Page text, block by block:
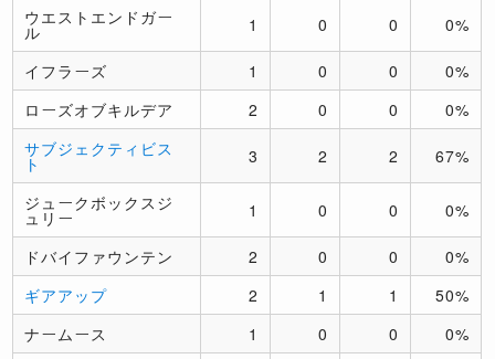
ウエストエンドガー
ル 1 0 0 0%
イフラーズ 1 0 0
0%
ローズオブキルデア
2 0 0
0%
サブジェクティビス
ト 3 2 2 67%
ジュークボックスジ
ュリー 1 0 0 0%
ドバイファウンテン 2 0 0
0%
ギアアップ
2 1 1
50%
ナームース
1 0 0
0%